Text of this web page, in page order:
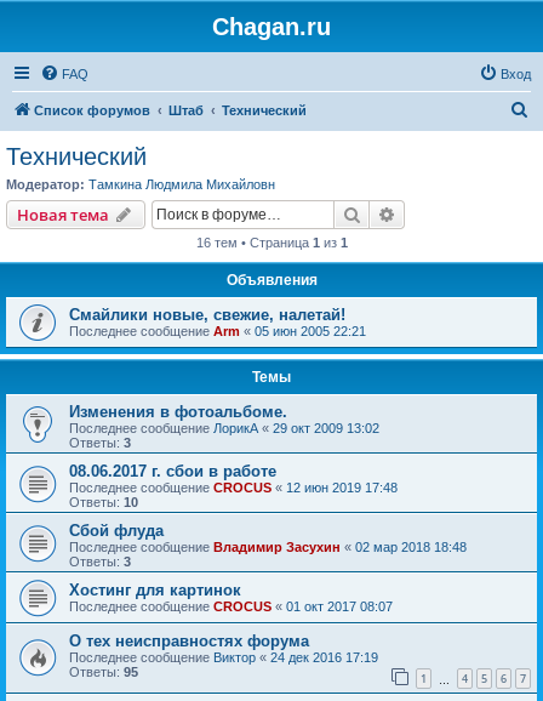
Chagan.ru
FAQ Вход
Список форумов Штаб Технический
Технический
Модератор: Тамкина Людмила Михайловн
Новая тема Поиск
16 тем • Страница 1 из 1
Объявления
Смайлики новые, свежие, налетай!
Последнее сообщение Arm « 05 июн 2005 22:21
Темы
Изменения в фотоальбоме.
Последнее сообщение ЛорикА « 29 окт 2009 13:02
Ответы: 3
08.06.2017 г. сбои в работе
Последнее сообщение CROCUS « 12 июн 2019 17:48
Ответы: 10
Cбой флуда
Последнее сообщение Владимир Засухин « 02 мар 2018 18:48
Ответы: 3
Хостинг для картинок
Последнее сообщение CROCUS « 01 окт 2017 08:07
О тех неисправностях форума
Последнее сообщение Виктор « 24 дек 2016 17:19
Ответы: 95 1 4 5 6 7